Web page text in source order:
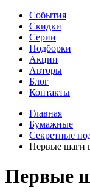
События
Скидки
Серии
Подборки
Акции
Авторы
Блог
Контакты
Главная
Бумажные
Секретные
Первые шаги
Первые